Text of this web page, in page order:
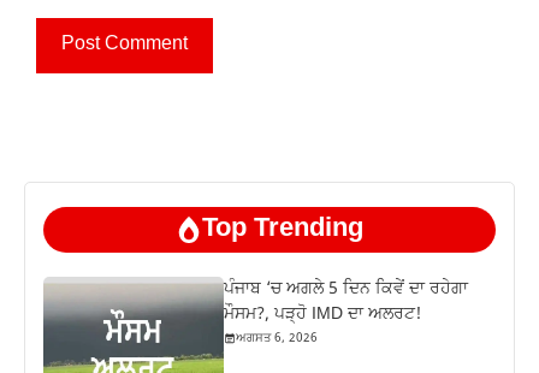
Top Trending
ਪੰਜਾਬ ‘ਚ ਅਗਲੇ 5 ਦਿਨ ਕਿਵੇਂ ਦਾ ਰਹੇਗਾ
ਮੌਸਮ?, ਪੜ੍ਹੋ IMD ਦਾ ਅਲਰਟ!
ਅਗਸਤ 6, 2026